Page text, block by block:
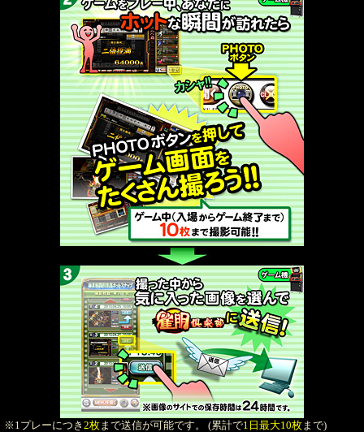
※1プレーにつき 2枚まで送信が可能です。 (累計で1日最大10枚まで)